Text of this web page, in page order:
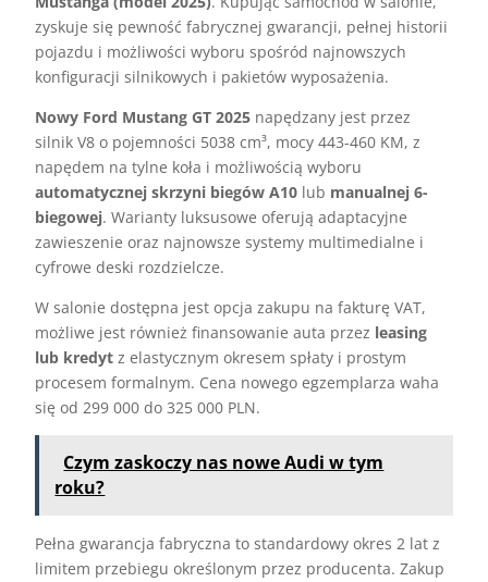
zyskuje się pewność fabrycznej gwarancji, pełnej historii
pojazdu i możliwości wyboru spośród najnowszych
konfiguracji silnikowych i pakietów wyposażenia.
Nowy Ford Mustang GT 2025 napędzany jest przez
silnik V8 o pojemności 5038 cm³, mocy 443-460 KM, z
napędem na tylne koła i możliwością wyboru
automatycznej skrzyni biegów A10 lub manualnej 6-
biegowej. Warianty luksusowe oferują adaptacyjne
zawieszenie oraz najnowsze systemy multimedialne i
cyfrowe deski rozdzielcze.
W salonie dostępna jest opcja zakupu na fakturę VAT,
możliwe jest również finansowanie auta przez leasing
lub kredyt z elastycznym okresem spłaty i prostym
procesem formalnym. Cena nowego egzemplarza waha
się od 299 000 do 325 000 PLN.
Czym zaskoczy nas nowe Audi w tym
roku?
Pełna gwarancja fabryczna to standardowy okres 2 lat z
limitem przebiegu określonym przez producenta. Zakup